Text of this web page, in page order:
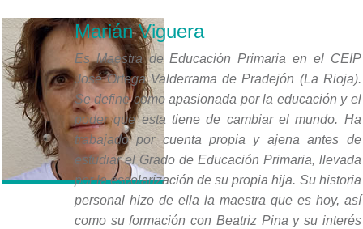
Marián Viguera
Es Maestra de Educación Primaria en el CEIP
José Ortega Valderrama de Pradejón (La Rioja).
Se define como apasionada por la educación y el
poder que esta tiene de cambiar el mundo. Ha
trabajado por cuenta propia y ajena antes de
estudiar el Grado de Educación Primaria, llevada
por la escolarización de su propia hija. Su historia
personal hizo de ella la maestra que es hoy, así
como su formación con Beatriz Pina y su interés